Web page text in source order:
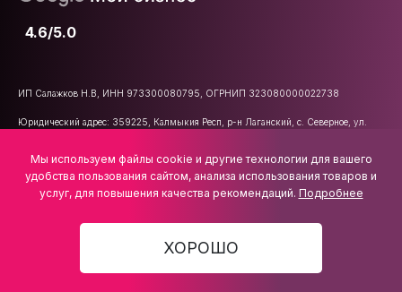
3 536 ₽ В КОРЗИНУ
Мы используем файлы cookie и другие технологии для вашего
удобства пользования сайтом, анализа использования товаров и
услуг, для повышения качества рекомендаций. Подробнее
ХОРОШО
4.6/5.0
ИП Салажков Н.В, ИНН 973300080795, ОГРНИП 323080000022738
Юридический адрес: 359225, Калмыкия Респ, р-н Лаганский, с. Северное, ул.
E-mail: info@vsemkarniz.ru